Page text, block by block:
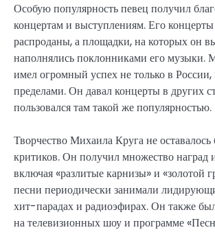
Особую популярность певец получил
концертам и выступлениям. Его
распроданы, а площадки, на которых он
наполнялись поклонниками его музыки.
имел огромный успех не только в России,
пределами. Он давал концерты в других
пользовался там такой же популярностью.
Творчество Михаила Круга не
критиков. Он получил множество наград
включая «разлитые карнизы» и «золотой
песни периодически занимали
хит-парадах и радиоэфирах. Он также
на телевизионных шоу и программе